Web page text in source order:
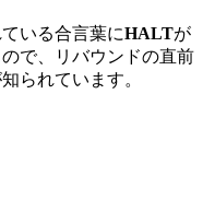
いる合言葉にHALTが
で、リバウンドの直前
られています。